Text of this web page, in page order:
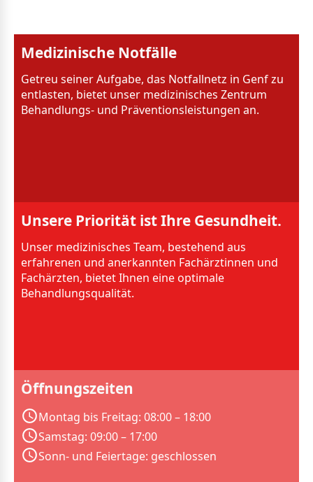
Medizinische Notfälle
Getreu seiner Aufgabe, das Notfallnetz in Genf zu
entlasten, bietet unser medizinisches Zentrum
Behandlungs- und Präventionsleistungen an.
Unsere Priorität ist Ihre Gesundheit.
Unser medizinisches Team, bestehend aus
erfahrenen und anerkannten Fachärztinnen und
Fachärzten, bietet Ihnen eine optimale
Behandlungsqualität.
Öffnungszeiten
Montag bis Freitag: 08:00 – 18:00
Samstag: 09:00 – 17:00
Sonn- und Feiertage: geschlossen